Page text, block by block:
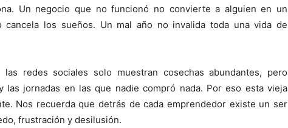
Un negocio que no funcionó no convierte a alguien en un
cancela los sueños. Un mal año no invalida toda una vida de
redes sociales solo muestran cosechas abundantes, pero
las jornadas en las que nadie compró nada. Por eso esta vieja
Nos recuerda que detrás de cada emprendedor existe un ser
frustración y desilusión.